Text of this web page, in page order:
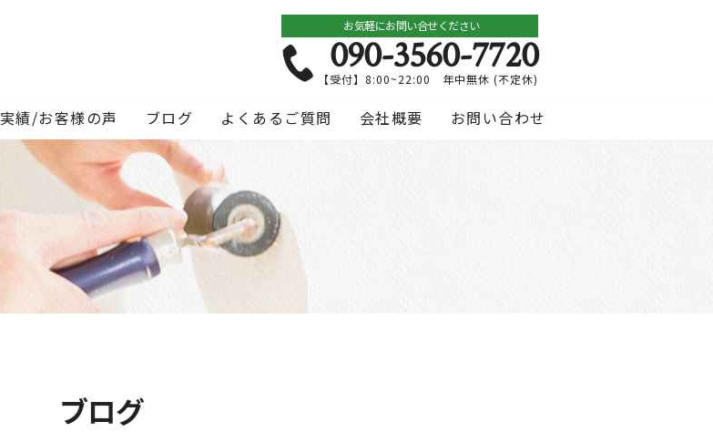
お気軽にお問い合せください
090-3560-7720
【受付】8:00~22:00 年中無休 (不定休)
実績/お客様の声 ブログ よくあるご質問 会社概要 お問い合わせ
ブログ